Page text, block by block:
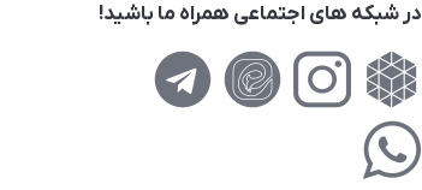
در شبکه های اجتماعی همراه ما باشید!